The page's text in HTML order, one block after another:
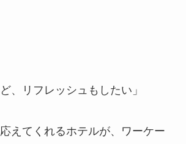
、リフレッシュもしたい」
えてくれるホテルが、ワーケー